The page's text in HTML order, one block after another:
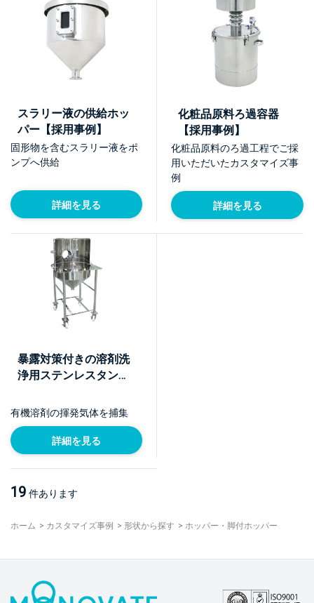
スラリー液の供給ホッ
パー【採用事例】
固形物を含むスラリー液をポ
ンプへ供給
詳細を見る
化粧品原料ろ過容器
【採用事例】
化粧品原料のろ過工程でご採
用いただいたカスタマイズ事
例
詳細を見る
暴露対策付きの溶剤洗
浄用ステンレスタンク
有機溶剤の揮発気体を捕集
詳細を見る
19 件あります
ホーム > カスタマイズ事例 > 形状から探す > ホッパー・脚付ホッパー